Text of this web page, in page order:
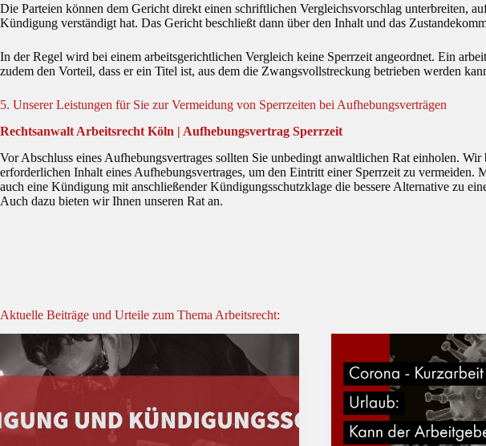
Die Parteien können dem Gericht direkt einen schriftlichen Vergleichsvorschlag unterbreiten,
Kündigung verständigt hat. Das Gericht beschließt dann über den Inhalt und das
In der Regel wird bei einem arbeitsgerichtlichen Vergleich keine Sperrzeit angeordnet. Ein
zudem den Vorteil, dass er ein Titel ist, aus dem die Zwangsvollstreckung betrieben werden
5. Unserer Leistungen für Sie zur Vermeidung von Sperrzeiten bei Aufhebungsverträgen
Rechtsanwalt Arbeitsrecht Köln | Aufhebungsvertrag Sperrzeit
Vor Abschluss eines Aufhebungsvertrages sollten Sie unbedingt anwaltlichen Rat einholen. Wir
erforderlichen Inhalt eines Aufhebungsvertrages, um den Eintritt einer Sperrzeit zu vermeiden.
auch eine Kündigung mit anschließender Kündigungsschutzklage die bessere Alternative zu
Auch dazu bieten wir Ihnen unseren Rat an.
Aktuelle Beiträge und Urteile zum Thema Arbeitsrecht: